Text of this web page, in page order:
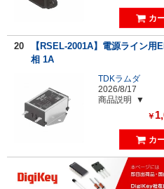
20
【RSEL-2001A】電源ライン用
相 1A
TDKラムダ
2026/8/17
商品説明
￥